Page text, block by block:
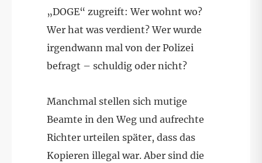
„DOGE“ zugreift: Wer wohnt wo?
Wer hat was verdient? Wer wurde
irgendwann mal von der Polizei
befragt – schuldig oder nicht?
Manchmal stellen sich mutige
Beamte in den Weg und aufrechte
Richter urteilen später, dass das
Kopieren illegal war. Aber sind die